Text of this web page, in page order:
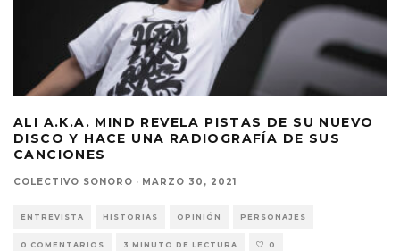
ALI A.K.A. MIND REVELA PISTAS DE SU NUEVO
DISCO Y HACE UNA RADIOGRAFÍA DE SUS
CANCIONES
COLECTIVO SONORO · MARZO 30, 2021
ENTREVISTA HISTORIAS OPINIÓN PERSONAJES
0 COMENTARIOS 3 MINUTO DE LECTURA 0